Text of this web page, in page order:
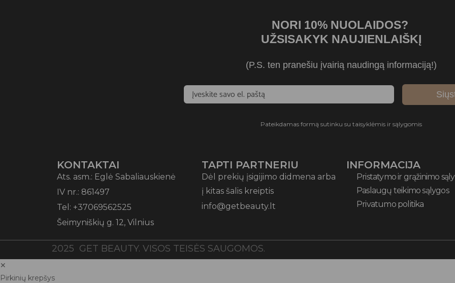
NORI 10% NUOLAIDOS?
UŽSISAKYK NAUJIENLAIŠKĮ
(P.S. ten pranešiu įvairią naudingą informaciją!)
Pateikdamas formą sutinku su taisyklėmis ir sąlygomis
KONTAKTAI
Ats. asm.: Eglė Sabaliauskienė
IV nr.: 861497
Tel: +37069562525
Šeimyniškių g. 12, Vilnius
TAPTI PARTNERIU
Dėl prekių įsigijimo didmena arba
į kitas šalis kreiptis
info@getbeauty.lt
INFORMACIJA
Pristatymo ir grąžinimo
Paslaugų teikimo sąlygos
Privatumo politika
2025 GET BEAUTY. VISOS TEISĖS SAUGOMOS.
✕
Pirkinių krepšys